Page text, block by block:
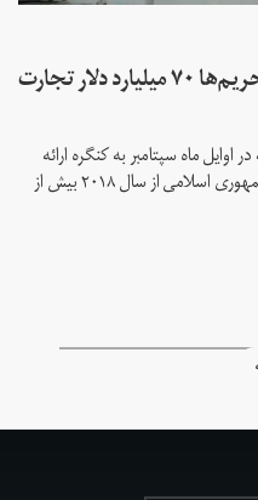
گزارش دولت آمریکا به کنگره: تحریم‌ها ۷۰ میلیارد دلار تجارت
ماه سپتامبر به کنگره ارائه
شد، تحریم‌های دولت دونالد ترامپ علیه جمهوری اسلامی از سال ۲۰۱۸ بیش از